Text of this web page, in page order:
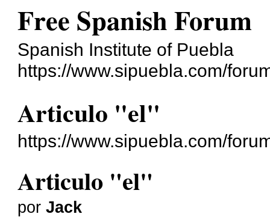
Free Spanish Forum
Spanish Institute of Puebla
https://www.sipuebla.com/
Articulo "el"
https://www.sipuebla.com/
Articulo "el"
porJack